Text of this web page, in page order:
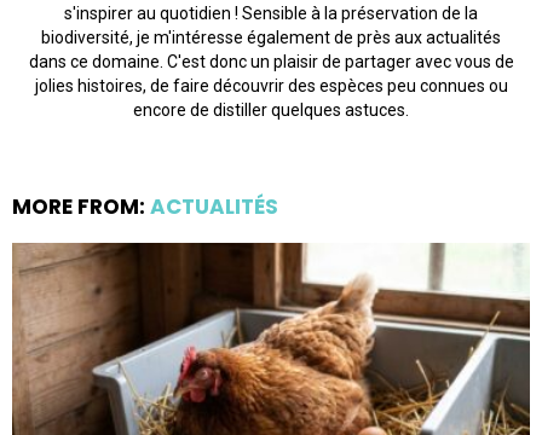
s'inspirer au quotidien ! Sensible à la préservation de la
biodiversité, je m'intéresse également de près aux actualités
dans ce domaine. C'est donc un plaisir de partager avec vous de
jolies histoires, de faire découvrir des espèces peu connues ou
encore de distiller quelques astuces.
MORE FROM: ACTUALITÉS